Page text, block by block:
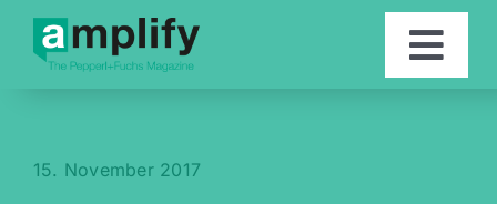
Skip
content
15. November 2017